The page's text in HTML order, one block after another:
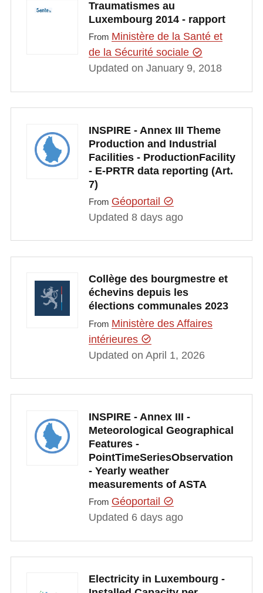
Traumatismes au
Luxembourg 2014 - rapport
From Ministère de la Santé et
de la Sécurité sociale
Updated on January 9, 2018
INSPIRE - Annex III Theme
Production and Industrial
Facilities - ProductionFacility
- E-PRTR data reporting (Art.
7)
From Géoportail
Updated 8 days ago
Collège des bourgmestre et
échevins depuis les
élections communales 2023
From Ministère des Affaires
intérieures
Updated on April 1, 2026
INSPIRE - Annex III -
Meteorological Geographical
Features -
PointTimeSeriesObservation
- Yearly weather
measurements of ASTA
From Géoportail
Updated 6 days ago
Electricity in Luxembourg -